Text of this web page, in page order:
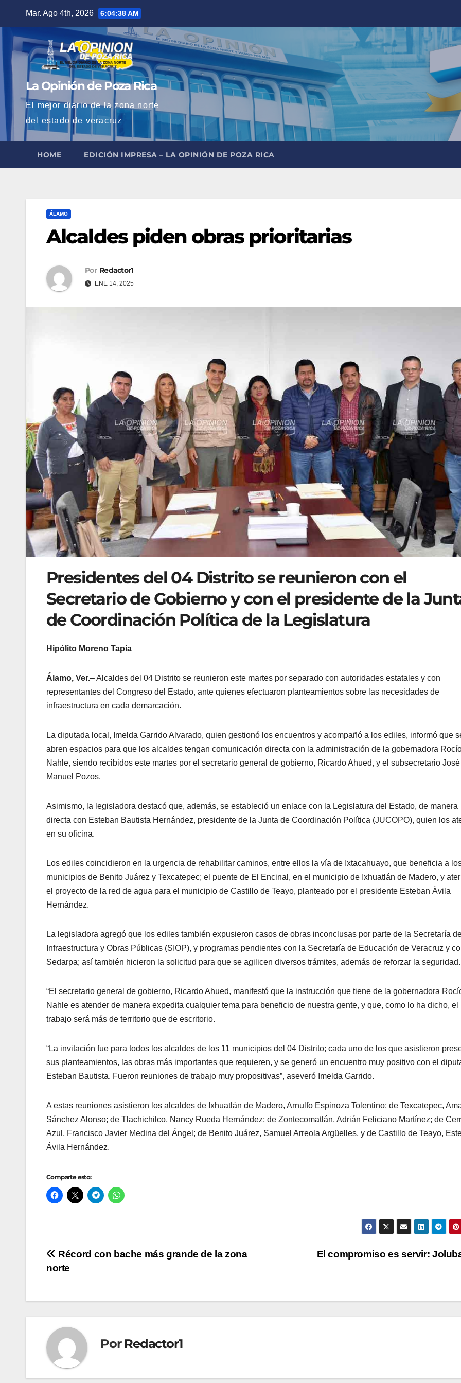
contenido
Mar. Ago 4th, 2026 6:04:39 AM
La Opinión de Poza Rica
El mejor diario de la zona norte
del estado de veracruz
HOME EDICIÓN IMPRESA – LA OPINIÓN DE POZA RICA
ÁLAMO
Alcaldes piden obras prioritarias
Por Redactor1
ENE 14, 2025
Presidentes del 04 Distrito se reunieron con el
Secretario de Gobierno y con el presidente de la
de Coordinación Política de la Legislatura
Hipólito Moreno Tapia
Álamo, Ver.– Alcaldes del 04 Distrito se reunieron este martes por separado con autoridades estatales y con
representantes del Congreso del Estado, ante quienes efectuaron planteamientos sobre las necesidades de
infraestructura en cada demarcación.
La diputada local, Imelda Garrido Alvarado, quien gestionó los encuentros y acompañó a los ediles, informó que
abren espacios para que los alcaldes tengan comunicación directa con la administración de la gobernadora
Nahle, siendo recibidos este martes por el secretario general de gobierno, Ricardo Ahued, y el subsecretario José
Manuel Pozos.
Asimismo, la legisladora destacó que, además, se estableció un enlace con la Legislatura del Estado, de manera
directa con Esteban Bautista Hernández, presidente de la Junta de Coordinación Política (JUCOPO), quien los
en su oficina.
Los ediles coincidieron en la urgencia de rehabilitar caminos, entre ellos la vía de Ixtacahuayo, que beneficia a
municipios de Benito Juárez y Texcatepec; el puente de El Encinal, en el municipio de Ixhuatlán de Madero, y
el proyecto de la red de agua para el municipio de Castillo de Teayo, planteado por el presidente Esteban Ávila
Hernández.
La legisladora agregó que los ediles también expusieron casos de obras inconclusas por parte de la Secretaría
Infraestructura y Obras Públicas (SIOP), y programas pendientes con la Secretaría de Educación de Veracruz y
Sedarpa; así también hicieron la solicitud para que se agilicen diversos trámites, además de reforzar la seguridad.
“El secretario general de gobierno, Ricardo Ahued, manifestó que la instrucción que tiene de la gobernadora
Nahle es atender de manera expedita cualquier tema para beneficio de nuestra gente, y que, como lo ha dicho, el
trabajo será más de territorio que de escritorio.
“La invitación fue para todos los alcaldes de los 11 municipios del 04 Distrito; cada uno de los que asistieron
sus planteamientos, las obras más importantes que requieren, y se generó un encuentro muy positivo con el
Esteban Bautista. Fueron reuniones de trabajo muy propositivas”, aseveró Imelda Garrido.
A estas reuniones asistieron los alcaldes de Ixhuatlán de Madero, Arnulfo Espinoza Tolentino; de Texcatepec,
Sánchez Alonso; de Tlachichilco, Nancy Rueda Hernández; de Zontecomatlán, Adrián Feliciano Martínez; de
Azul, Francisco Javier Medina del Ángel; de Benito Juárez, Samuel Arreola Argüelles, y de Castillo de Teayo,
Ávila Hernández.
Comparte esto:
Navegación
entradas
El compromiso es servir:
Récord con bache más grande de la zona
norte
Por Redactor1